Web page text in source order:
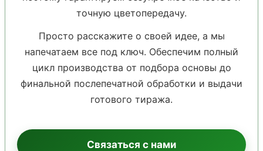
точную цветопередачу.
Просто расскажите о своей идее, а мы
напечатаем все под ключ. Обеспечим полный
цикл производства от подбора основы до
финальной послепечатной обработки и выдачи
готового тиража.
Связаться с нами